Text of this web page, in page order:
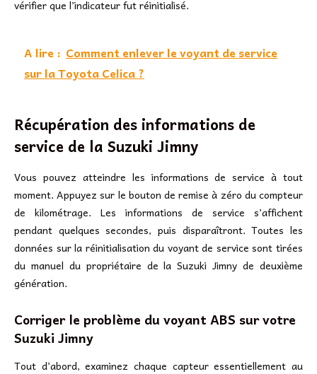
vérifier que l’indicateur fut réinitialisé.
A lire : Comment enlever le voyant de service
sur la Toyota Celica ?
Récupération des informations de
service de la Suzuki Jimny
Vous pouvez atteindre les informations de service à tout
moment. Appuyez sur le bouton de remise à zéro du compteur
de kilométrage. Les informations de service s’affichent
pendant quelques secondes, puis disparaîtront. Toutes les
données sur la réinitialisation du voyant de service sont tirées
du manuel du propriétaire de la Suzuki Jimny de deuxième
génération.
Corriger le problème du voyant ABS sur votre
Suzuki Jimny
Tout d’abord, examinez chaque capteur essentiellement au